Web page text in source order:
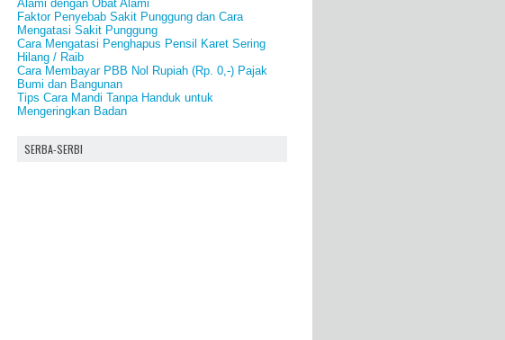
Alami dengan Obat Alami
Faktor Penyebab Sakit Punggung dan Cara
Mengatasi Sakit Punggung
Cara Mengatasi Penghapus Pensil Karet Sering
Hilang / Raib
Cara Membayar PBB Nol Rupiah (Rp. 0,-) Pajak
Bumi dan Bangunan
Tips Cara Mandi Tanpa Handuk untuk
Mengeringkan Badan
SERBA-SERBI